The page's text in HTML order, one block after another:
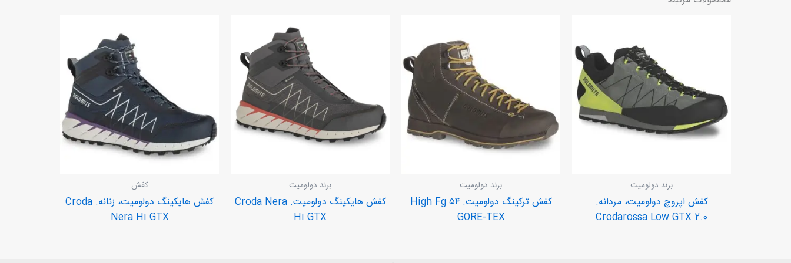
برند دولومیت
کفش اپروچ دولومیت، مردانه.
Crodarossa Low GTX 2.0
برند دولومیت
کفش ترکینگ دولومیت. ۵۴ High Fg
GORE-TEX
برند دولومیت
کفش هایکینگ دولومیت. Croda Nera
Hi GTX
کفش
کفش هایکینگ دولومیت، زنانه. Croda
Nera Hi GTX